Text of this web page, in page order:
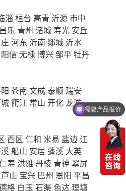
淄 桓台 高青 沂源市中
昌乐 青州 诸城寿光 安丘
河东 沂南 郯城 沂水
阳信无棣博兴邹平牡丹
苍南 文成泰顺瑞安
衢江 常山 开化龙游
西区 仁和 米易 盐边 江
船山 安居 蓬溪 大英
寿 洪雅丹棱 青神 翠屏
芦山 宝兴 巴州 恩阳 平昌
格 白玉 石渠色达 理塘
需要产品报价